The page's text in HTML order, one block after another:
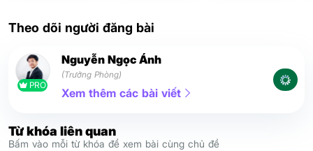
Theo dõi người đăng bài
PRO
Nguyễn Ngọc Ánh
(Trưởng Phòng)
Xem thêm các bài viết
Từ khóa liên quan
Bấm vào mỗi từ khóa để xem bài cùng chủ đề